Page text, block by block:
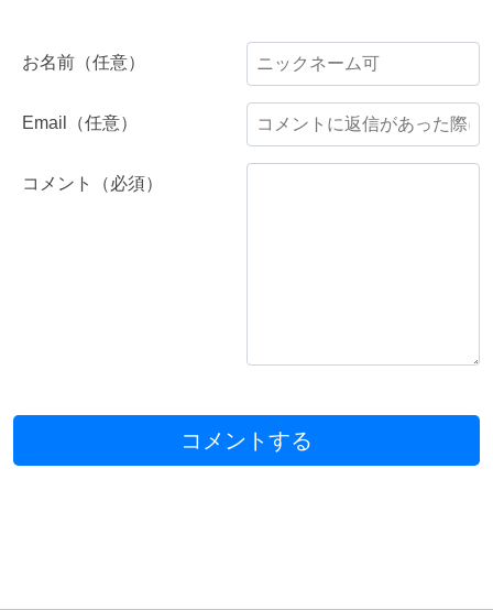
コメント（必須）
お名前（任意）
Email（任意）